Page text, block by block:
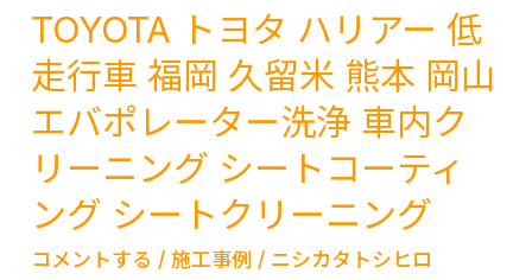
や
ま
出
張
エ
ア
コ
カ
イ
エ
ン
エ
ア
TOYOTA トヨタ ハリアー 低
走行車 福岡 久留米 熊本 岡山
エバポレーター洗浄 車内ク
リーニング シートコーティ
ング シートクリーニング
コメントする /施工事例 / ニシカタトシヒロ